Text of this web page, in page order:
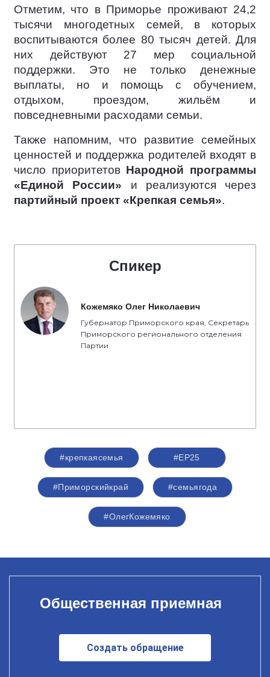
Отметим, что в Приморье проживают 24,2
тысячи многодетных семей, в которых
воспитываются более 80 тысяч детей. Для
них действуют 27 мер социальной
поддержки. Это не только денежные
выплаты, но и помощь с обучением,
отдыхом, проездом, жильём и
повседневными расходами семьи.
Также напомним, что развитие семейных
ценностей и поддержка родителей входят в
число приоритетов Народной программы
«Единой России» и реализуются через
партийный проект «Крепкая семья».
Спикер
Кожемяко Олег Николаевич
Губернатор Приморского края, Секретарь
Приморского регионального отделения
Партии
#крепкаясемья #ЕР25
#Приморскийкрай #семьягода
#ОлегКожемяко
Общественная приемная
Создать обращение